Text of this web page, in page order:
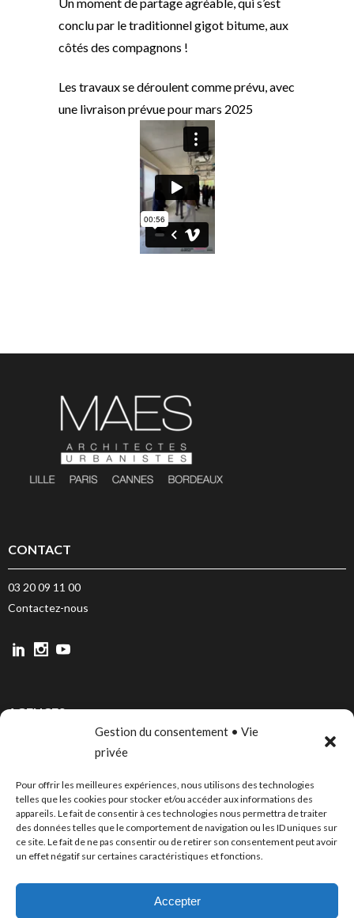
Gestion du consentement • Vie
privée
Pour offrir les meilleures expériences, nous utilisons des technologies
telles que les cookies pour stocker et/ou accéder aux informations des
appareils. Le fait de consentir à ces technologies nous permettra de traiter
des données telles que le comportement de navigation ou les ID uniques sur
ce site. Le fait de ne pas consentir ou de retirer son consentement peut avoir
un effet négatif sur certaines caractéristiques et fonctions.
Accepter
conclu par le traditionnel gigot bitume, aux
côtés des compagnons !
Les travaux se déroulent comme prévu, avec
une livraison prévue pour mars 2025
CONTACT
03 20 09 11 00
Contactez-nous
AGENCES
CANNES
BORDEAUX
PUBLICATIONS